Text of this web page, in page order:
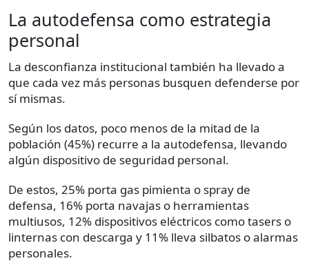
La autodefensa como estrategia
personal
La desconfianza institucional también ha llevado a
que cada vez más personas busquen defenderse por
sí mismas.
Según los datos, poco menos de la mitad de la
población (45%) recurre a la autodefensa, llevando
algún dispositivo de seguridad personal.
De estos, 25% porta gas pimienta o spray de
defensa, 16% porta navajas o herramientas
multiusos, 12% dispositivos eléctricos como tasers o
linternas con descarga y 11% lleva silbatos o alarmas
personales.